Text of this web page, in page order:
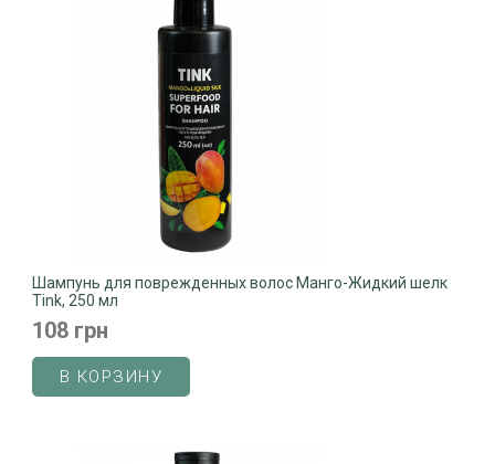
Шампунь для поврежденных волос Манго-Жидкий шелк
Tink, 250 мл
108 грн
В КОРЗИНУ